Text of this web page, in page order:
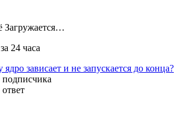
Загружается…
24 часа
зависает и не запускается до конца?
подписчика
ответ